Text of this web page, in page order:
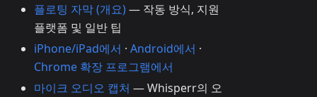
플로팅 자막 (개요)— 작동 방식, 지원
플랫폼 및 일반 팁
iPhone/iPad에서 · Android에서 ·
Chrome 확장 프로그램에서
마이크 오디오 캡처 — Whisperr의 오